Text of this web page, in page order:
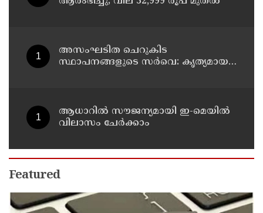
അസംഘടിത ചെറുകിട
സ്ഥാപനങ്ങളുടെ സർവെ: കൃത്യമായ
ആധാറിൽ സൗജന്യമായി ഇ-മെയിൽ
വിലാസം ചേർക്കാം
Featured